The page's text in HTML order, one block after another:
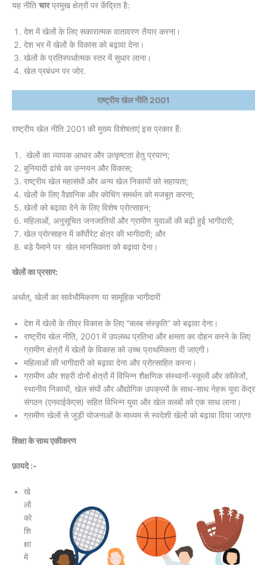
यह नीति चारप्रमुख क्षेत्रों पर केंद्रित है:
देश में खेलों के लिए सकारात्मक वातावरण तैयार करना।
देश भर में खेलों के विकास को बढ़ावा देना।
खेलों के प्रतिस्पर्धात्मक स्तर में सुधार लाना।
खेल प्रबंधन पर जोर.
राष्ट्रीय खेल नीति 2001
राष्ट्रीय खेल नीति 2001 की मुख्य विशेषताएं इस प्रकार हैं:
खेलों का व्यापक आधार और उत्कृष्टता हेतु प्रयत्न;
बुनियादी ढांचे का उन्नयन और विकास;
राष्ट्रीय खेल महासंघों और अन्य खेल निकायों को सहायता;
खेलों के लिए वैज्ञानिक और कोचिंग समर्थन को मजबूत करना;
खेलों को बढ़ावा देने के लिए विशेष प्रोत्साहन;
महिलाओं, अनुसूचित जनजातियों और ग्रामीण युवाओं की बढ़ी हुई भागीदारी;
खेल प्रोत्साहन में कॉर्पोरेट क्षेत्र की भागीदारी; और
बड़े पैमाने पर खेल मानसिकता को बढ़ावा देना।
खेलों का प्रसार:
अर्थात्, खेलों का सार्वभौमिकरण या सामूहिक भागीदारी
देश में खेलों के तीव्र विकास के लिए “क्लब संस्कृति” को बढ़ावा देना।
राष्ट्रीय खेल नीति, 2001 में उपलब्ध प्रतिभा और क्षमता का दोहन करने के लिए
ग्रामीण क्षेत्रों में खेलों के विकास को उच्च प्राथमिकता दी जाएगी।
महिलाओं की भागीदारी को बढ़ावा देना और प्रोत्साहित करना।
ग्रामीण और शहरी दोनों क्षेत्रों में विभिन्न शैक्षणिक संस्थानों-स्कूलों और कॉलेजों,
स्थानीय निकायों, खेल संघों और औद्योगिक उपक्रमों के साथ-साथ नेहरू युवा केंद्र
संगठन (एनवाईकेएस) सहित विभिन्न युवा और खेल क्लबों को एक साथ लाना।
ग्रामीण खेलों से जुड़ी योजनाओं के माध्यम से स्वदेशी खेलों को बढ़ावा दिया जाएगा
शिक्षा के साथ एकीकरण
फ़ायदे :-
खे
लों
को
शि
क्षा
में